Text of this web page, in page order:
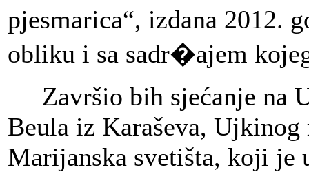
pjesmarica“, izdana 2012.
obliku i sa sadr�ajem
Završio bih sjećanje na
Beula iz Karaševa,
Marijanska svetišta, koji je